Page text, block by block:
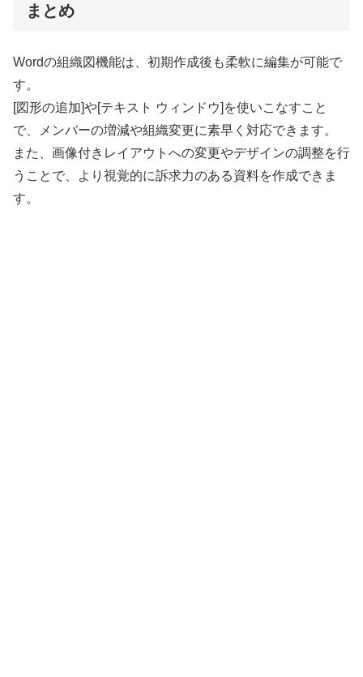
まとめ
Wordの組織図機能は、初期作成後も柔軟に編集が可能で
す。
[図形の追加]や[テキスト ウィンドウ]を使いこなすこと
で、メンバーの増減や組織変更に素早く対応できます。
また、画像付きレイアウトへの変更やデザインの調整を行
うことで、より視覚的に訴求力のある資料を作成できま
す。